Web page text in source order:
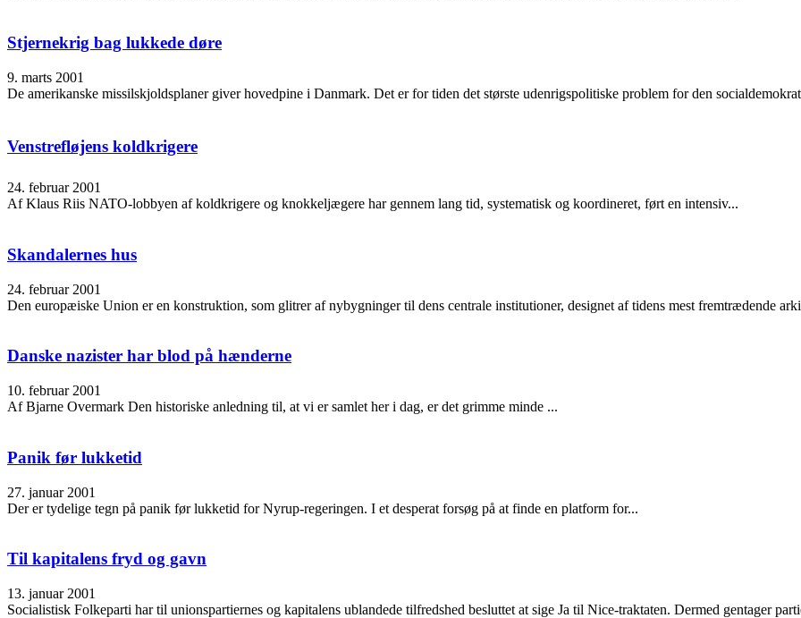
Stjernekrig bag lukkede døre
9. marts 2001
De amerikanske missilskjoldsplaner giver hovedpine i Danmark. Det er for tiden det største udenrigspolitiske problem for den
Venstrefløjens koldkrigere
24. februar 2001
Af Klaus Riis NATO-lobbyen af koldkrigere og knokkeljægere har gennem lang tid, systematisk og koordineret, ført en intensiv...
Skandalernes hus
24. februar 2001
Den europæiske Union er en konstruktion, som glitrer af nybygninger til dens centrale institutioner, designet af tidens mest fremtrædende
Danske nazister har blod på hænderne
10. februar 2001
Af Bjarne Overmark Den historiske anledning til, at vi er samlet her i dag, er det grimme minde ...
Panik før lukketid
27. januar 2001
Der er tydelige tegn på panik før lukketid for Nyrup-regeringen. I et desperat forsøg på at finde en platform for...
Til kapitalens fryd og gavn
13. januar 2001
Socialistisk Folkeparti har til unionspartiernes og kapitalens ublandede tilfredshed besluttet at sige Ja til Nice-traktaten. Dermed gentager